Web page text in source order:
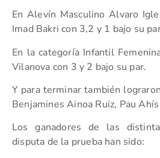
En Alevín Masculino Alvaro
Imad Bakri con 3,2 y 1 bajo su
En la categoría Infantil
Vilanova con 3 y 2 bajo su par.
Y para terminar también
Benjamines Ainoa Ruiz, Pau
Los ganadores de las
disputa de la prueba han sido: